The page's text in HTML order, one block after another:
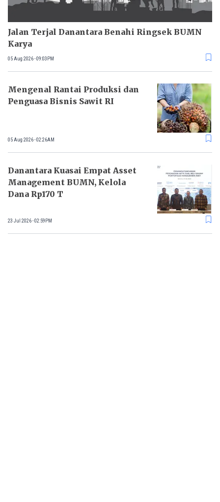
Jalan Terjal Danantara Benahi Ringsek BUMN
Karya
05 Aug 2026 - 09:03PM
Mengenal Rantai Produksi dan
Penguasa Bisnis Sawit RI
05 Aug 2026 - 02:26AM
Danantara Kuasai Empat Asset
Management BUMN, Kelola
Dana Rp170 T
23 Jul 2026 - 02:59PM